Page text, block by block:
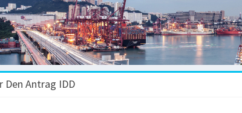
Den Antrag IDD